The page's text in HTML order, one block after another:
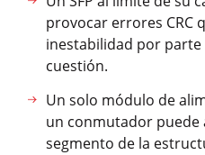
provocar errores CRC
inestabilidad por
cuestión.
Un solo módulo de
un conmutador puede
segmento de la